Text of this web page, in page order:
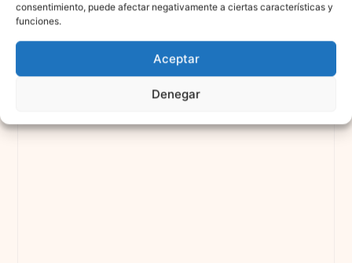
consentimiento, puede afectar negativamente a ciertas características y
funciones.
Aceptar
Denegar